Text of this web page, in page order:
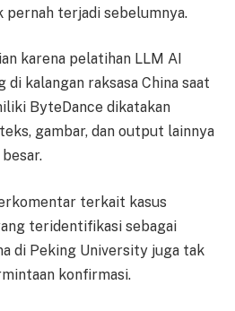
terjadi sebelumnya.
karena pelatihan LLM AI
kalangan raksasa China saat
ByteDance dikatakan
gambar, dan output lainnya
terkait kasus
teridentifikasi sebagai
di Peking University juga tak
konfirmasi.